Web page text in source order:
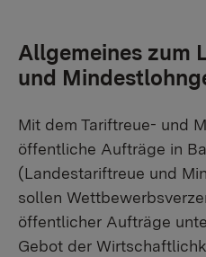
Allgemeines zum
und
Mit dem Tariftreue- und
öffentliche Aufträge in
(Landestariftreue und
sollen
öffentlicher Aufträge
Gebot der